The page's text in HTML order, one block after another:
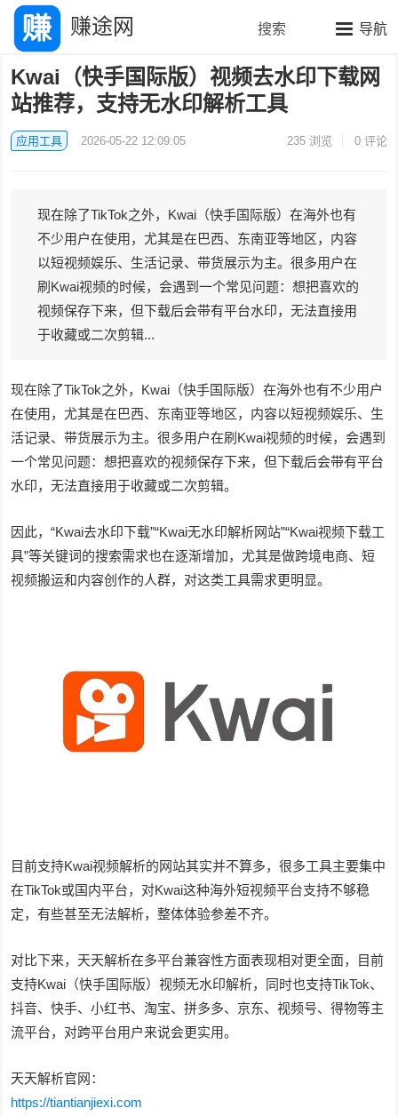
赚途网 导航
搜索
Kwai（快手国际版）视频去水印下载网
站推荐，支持无水印解析工具
应用工具 2026-05-22 12:09:05 235浏览 0 评论
现在除了TikTok之外，Kwai（快手国际版）在海外也有
不少用户在使用，尤其是在巴西、东南亚等地区，内容
以短视频娱乐、生活记录、带货展示为主。很多用户在
刷Kwai视频的时候，会遇到一个常见问题：想把喜欢的
视频保存下来，但下载后会带有平台水印，无法直接用
于收藏或二次剪辑...
现在除了TikTok之外，Kwai（快手国际版）在海外也有不少用户
在使用，尤其是在巴西、东南亚等地区，内容以短视频娱乐、生
活记录、带货展示为主。很多用户在刷Kwai视频的时候，会遇到
一个常见问题：想把喜欢的视频保存下来，但下载后会带有平台
水印，无法直接用于收藏或二次剪辑。
因此，“Kwai去水印下载”“Kwai无水印解析网站”“Kwai视频下载工
具”等关键词的搜索需求也在逐渐增加，尤其是做跨境电商、短
视频搬运和内容创作的人群，对这类工具需求更明显。
目前支持Kwai视频解析的网站其实并不算多，很多工具主要集中
在TikTok或国内平台，对Kwai这种海外短视频平台支持不够稳
定，有些甚至无法解析，整体体验参差不齐。
对比下来，天天解析在多平台兼容性方面表现相对更全面，目前
支持Kwai（快手国际版）视频无水印解析，同时也支持TikTok、
抖音、快手、小红书、淘宝、拼多多、京东、视频号、得物等主
流平台，对跨平台用户来说会更实用。
天天解析官网：
https://tiantianjiexi.com